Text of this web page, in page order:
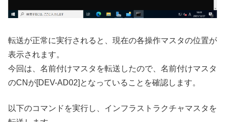
転送が正常に実行されると、現在の各操作マスタの位置が
表示されます。
今回は、名前付けマスタを転送したので、名前付けマスタ
のCNが[DEV-AD02]となっていることを確認します。
以下のコマンドを実行し、インフラストラクチャマスタを